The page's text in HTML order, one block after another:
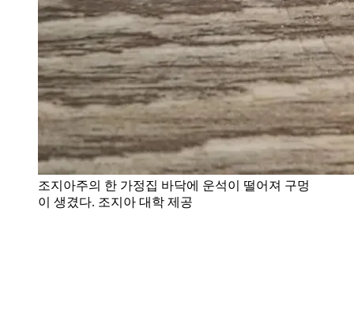
조지아주의 한 가정집 바닥에 운석이 떨어져 구멍
이 생겼다. 조지아 대학 제공